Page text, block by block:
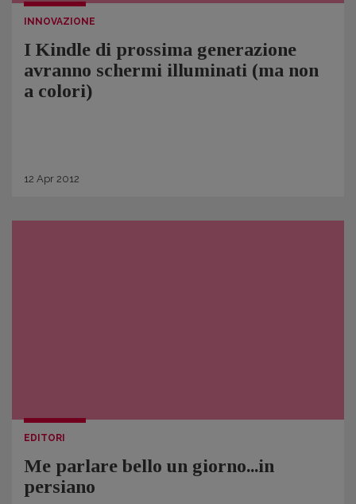
INNOVAZIONE
I Kindle di prossima generazione
avranno schermi illuminati (ma non
a colori)
12 Apr 2012
EDITORI
Me parlare bello un giorno...in
persiano